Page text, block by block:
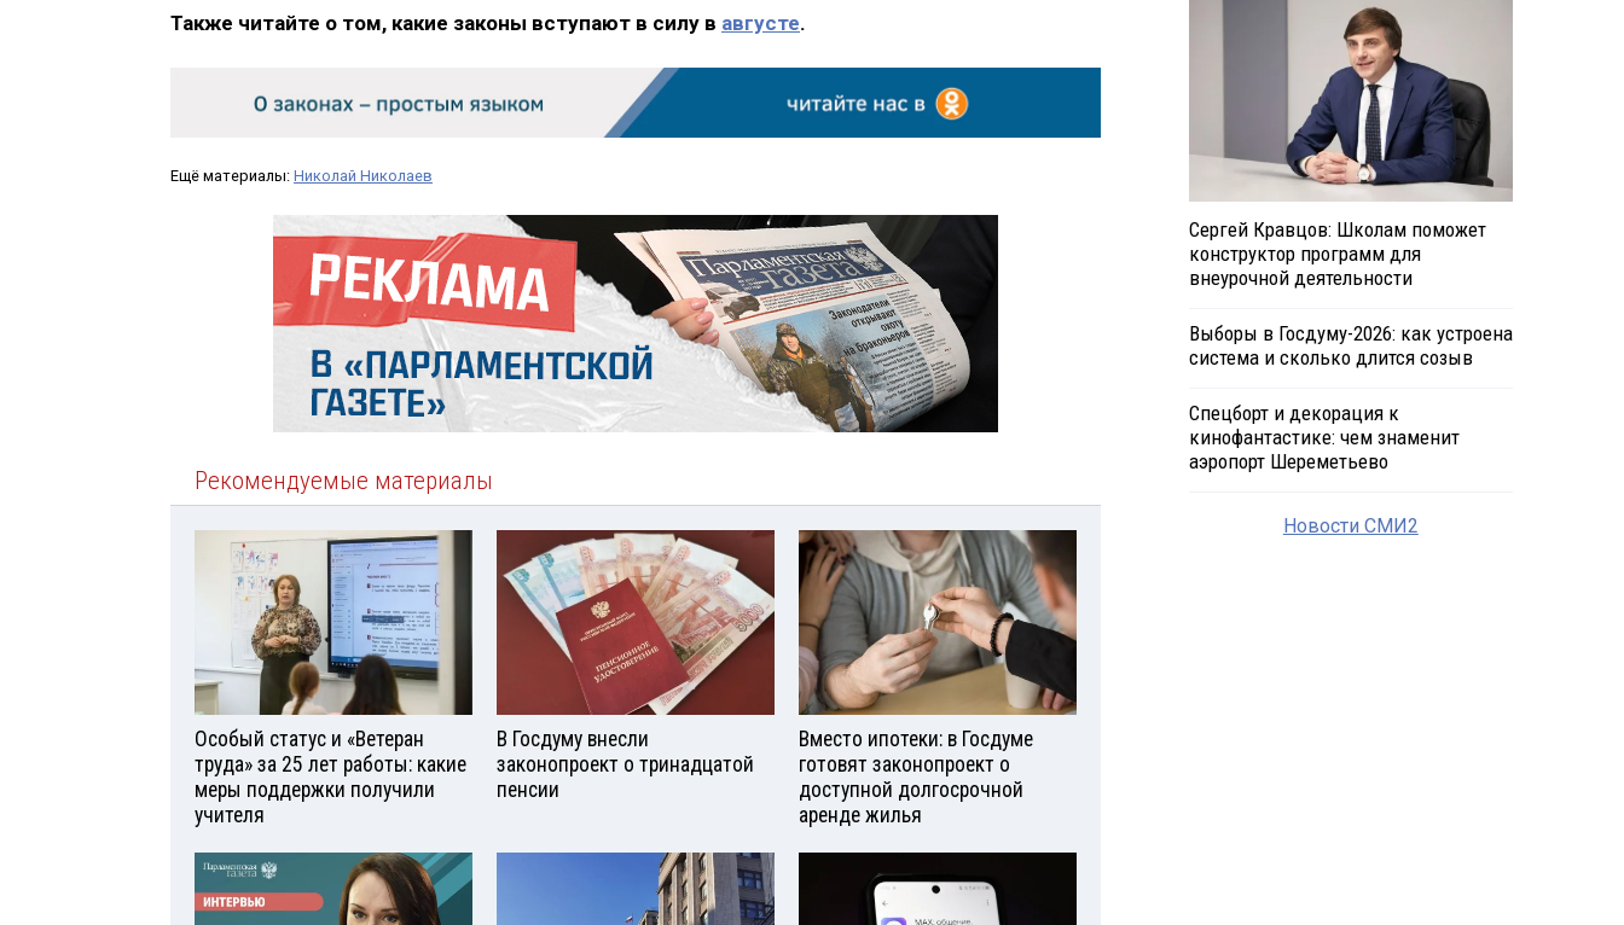
Также читайте о том, какие законы вступают в силу в августе.
Ещё материалы: Николай Николаев
Рекомендуемые материалы
Особый статус и «Ветеран
труда» за 25 лет работы: какие
меры поддержки получили
учителя
В Госдуму внесли
законопроект о тринадцатой
пенсии
Вместо ипотеки: в Госдуме
готовят законопроект о
доступной долгосрочной
аренде жилья
Сергей Кравцов: Школам поможет
конструктор программ для
внеурочной деятельности
Выборы в Госдуму-2026: как устроена
система и сколько длится созыв
Спецборт и декорация к
кинофантастике: чем знаменит
аэропорт Шереметьево
Новости СМИ2